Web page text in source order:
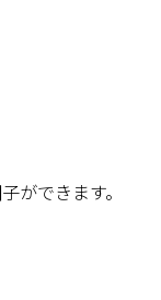
ができます。